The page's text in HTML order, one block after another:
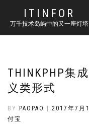
ITINFOR
万千技术岛屿中的又一座灯塔
THINKPHP集
义类形式
BY PAOPAO 2017年7月
付宝